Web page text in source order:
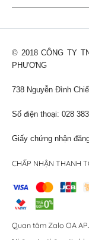
© 2018 CÔNG TY
PHƯƠNG
738 Nguyễn Đình
Số điện thoại: 028
Giấy chứng nhận
CHẤP NHẬN THANH
Quan tâm Zalo OA